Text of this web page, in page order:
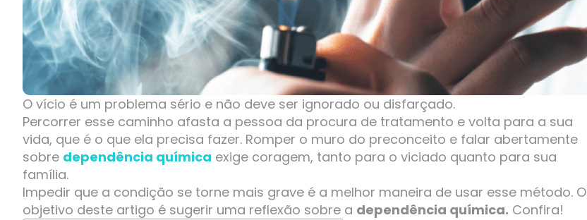
O vício é um problema sério e não deve ser ignorado ou disfarçado.
Percorrer esse caminho afasta a pessoa da procura de tratamento e volta para a sua
vida, que é o que ela precisa fazer. Romper o muro do preconceito e falar abertamente
sobre dependência química exige coragem, tanto para o viciado quanto para sua
família.
Impedir que a condição se torne mais grave é a melhor maneira de usar esse método. O
objetivo deste artigo é sugerir uma reflexão sobre a dependência química. Confira!